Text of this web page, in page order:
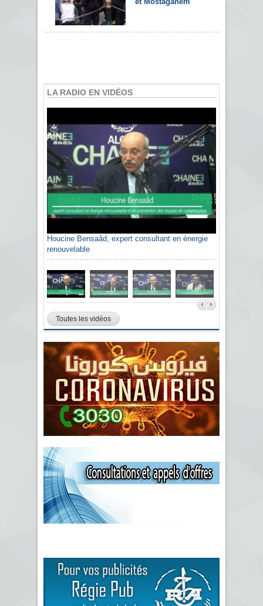
LA RADIO EN VIDÉOS
Houcine Bensaâd, expert consultant en énergie
renouvelable
Toutes les vidéos